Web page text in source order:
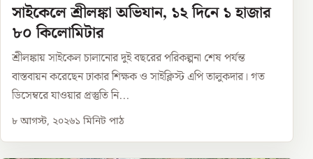
সাইকেলে শ্রীলঙ্কা অভিযান, ১২ দিনে ১ হাজার
৮০ কিলোমিটার
শ্রীলঙ্কায় সাইকেল চালানোর দুই বছরের পরিকল্পনা শেষ পর্যন্ত
বাস্তবায়ন করেছেন ঢাকার শিক্ষক ও সাইক্লিস্ট এপি তালুকদার। গত
ডিসেম্বরে যাওয়ার প্রস্তুতি নি...
৮ আগস্ট, ২০২৬১ মিনিট পাঠ